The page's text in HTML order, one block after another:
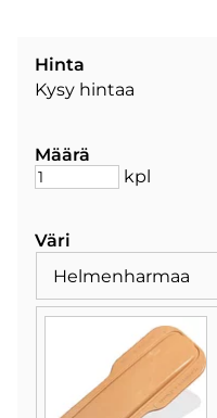
Hinta
Kysy hintaa
Määrä
kpl
Väri
Helmenharmaa